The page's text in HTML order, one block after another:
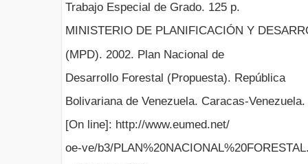
Trabajo Especial de Grado. 125 p.
MINISTERIO DE PLANIFICACIÓN Y
(MPD). 2002. Plan Nacional de
Desarrollo Forestal (Propuesta). República
Bolivariana de Venezuela. Caracas-Venezuela.
[On line]: http://www.eumed.net/
oe-ve/b3/